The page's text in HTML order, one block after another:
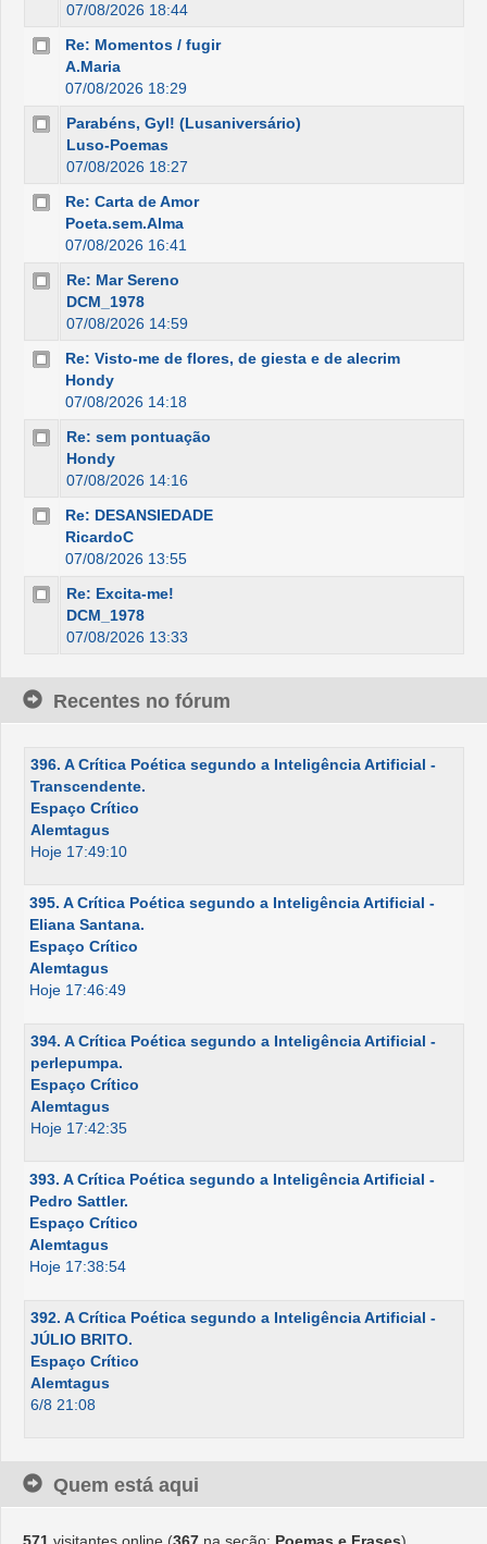
07/08/2026 18:44
Re: Momentos / fugir
A.Maria
07/08/2026 18:29
Parabéns, Gyl! (Lusaniversário)
Luso-Poemas
07/08/2026 18:27
Re: Carta de Amor
Poeta.sem.Alma
07/08/2026 16:41
Re: Mar Sereno
DCM_1978
07/08/2026 14:59
Re: Visto-me de flores, de giesta e de alecrim
Hondy
07/08/2026 14:18
Re: sem pontuação
Hondy
07/08/2026 14:16
Re: DESANSIEDADE
RicardoC
07/08/2026 13:55
Re: Excita-me!
DCM_1978
07/08/2026 13:33
Recentes no fórum
396. A Crítica Poética segundo a Inteligência Artificial -
Transcendente.
Espaço Crítico
Alemtagus
Hoje 17:49:10
395. A Crítica Poética segundo a Inteligência Artificial -
Eliana Santana.
Espaço Crítico
Alemtagus
Hoje 17:46:49
394. A Crítica Poética segundo a Inteligência Artificial -
perlepumpa.
Espaço Crítico
Alemtagus
Hoje 17:42:35
393. A Crítica Poética segundo a Inteligência Artificial -
Pedro Sattler.
Espaço Crítico
Alemtagus
Hoje 17:38:54
392. A Crítica Poética segundo a Inteligência Artificial -
JÚLIO BRITO.
Espaço Crítico
Alemtagus
6/8 21:08
Quem está aqui